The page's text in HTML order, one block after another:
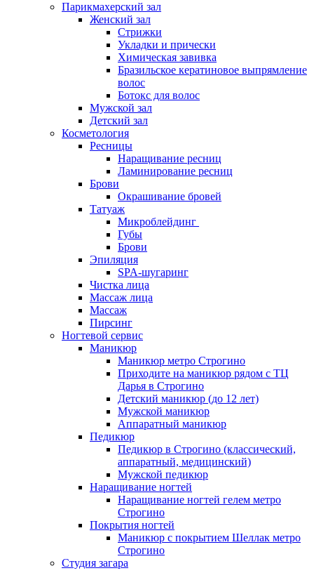
Парикмахерский зал
Женский зал
Стрижки
Укладки и прически
Химическая завивка
Бразильское кератиновое выпрямление
волос
Ботокс для волос
Мужской зал
Детский зал
Косметология
Ресницы
Наращивание ресниц
Ламинирование ресниц
Брови
Окрашивание бровей
Татуаж
Микроблейдинг
Губы
Брови
Эпиляция
SPA-шугаринг
Чистка лица
Массаж лица
Массаж
Пирсинг
Ногтевой сервис
Маникюр
Маникюр метро Строгино
Приходите на маникюр рядом с ТЦ
Дарья в Строгино
Детский маникюр (до 12 лет)
Мужской маникюр
Аппаратный маникюр
Педикюр
Педикюр в Строгино (классический,
аппаратный, медицинский)
Мужской педикюр
Наращивание ногтей
Наращивание ногтей гелем метро
Строгино
Покрытия ногтей
Маникюр с покрытием Шеллак метро
Строгино
Студия загара